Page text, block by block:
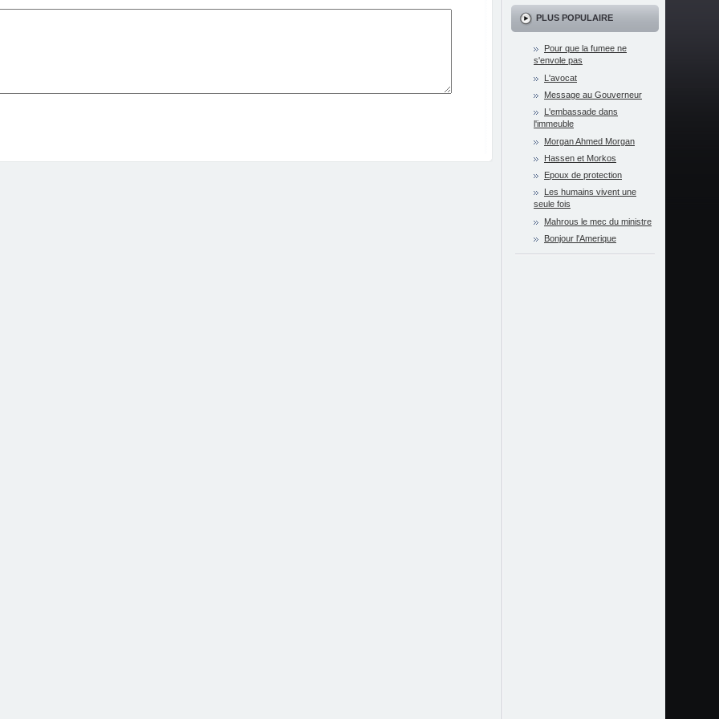
PLUS POPULAIRE
Pour que la fumee ne
s'envole pas
L'avocat
Message au Gouverneur
L'embassade dans
l'immeuble
Morgan Ahmed Morgan
Hassen et Morkos
Epoux de protection
Les humains vivent une
seule fois
Mahrous le mec du ministre
Bonjour l'Amerique